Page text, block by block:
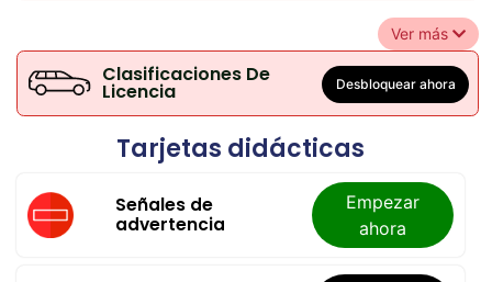
Ver más
Clasificaciones De
Licencia Desbloquear ahora
Tarjetas didácticas
Señales de
advertencia
Empezar
ahora